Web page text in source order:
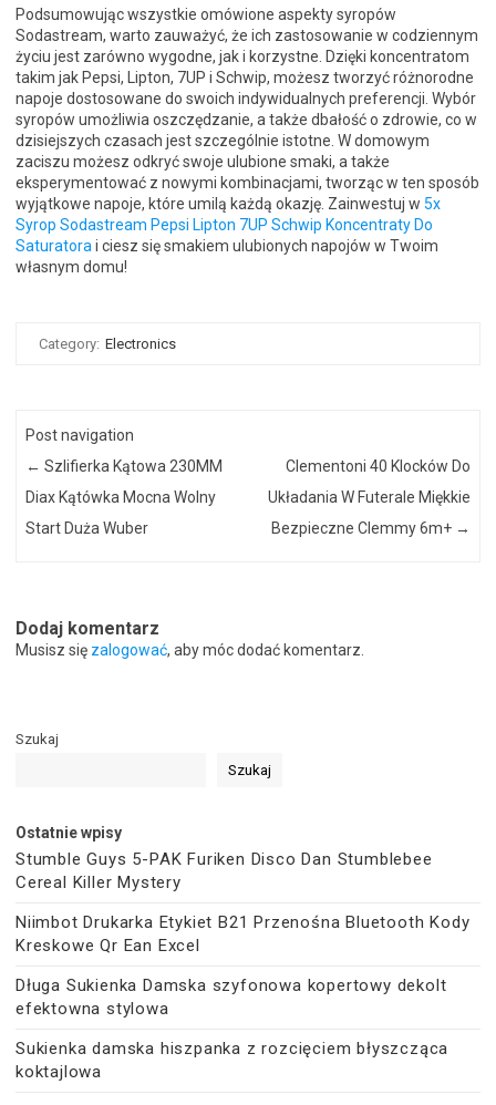
Podsumowując wszystkie omówione aspekty syropów
Sodastream, warto zauważyć, że ich zastosowanie w codziennym
życiu jest zarówno wygodne, jak i korzystne. Dzięki koncentratom
takim jak Pepsi, Lipton, 7UP i Schwip, możesz tworzyć różnorodne
napoje dostosowane do swoich indywidualnych preferencji. Wybór
syropów umożliwia oszczędzanie, a także dbałość o zdrowie, co w
dzisiejszych czasach jest szczególnie istotne. W domowym
zaciszu możesz odkryć swoje ulubione smaki, a także
eksperymentować z nowymi kombinacjami, tworząc w ten sposób
wyjątkowe napoje, które umilą każdą okazję. Zainwestuj w 5x
Syrop Sodastream Pepsi Lipton 7UP Schwip Koncentraty Do
Saturatora i ciesz się smakiem ulubionych napojów w Twoim
własnym domu!
Category: Electronics
Post navigation
← Szlifierka Kątowa 230MM
Diax Kątówka Mocna Wolny
Start Duża Wuber
Clementoni 40 Klocków Do
Układania W Futerale Miękkie
Bezpieczne Clemmy 6m+ →
Dodaj komentarz
Musisz się zalogować, aby móc dodać komentarz.
Szukaj
Szukaj
Ostatnie wpisy
Stumble Guys 5-PAK Furiken Disco Dan Stumblebee
Cereal Killer Mystery
Niimbot Drukarka Etykiet B21 Przenośna Bluetooth Kody
Kreskowe Qr Ean Excel
Długa Sukienka Damska szyfonowa kopertowy dekolt
efektowna stylowa
Sukienka damska hiszpanka z rozcięciem błyszcząca
koktajlowa